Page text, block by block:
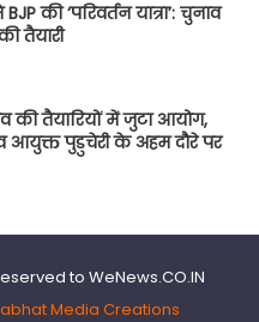
की ‘परिवर्तन यात्रा’: चुनाव
तैयारी
की तैयारियों में जुटा आयोग,
पुडुचेरी के अहम दौरे पर
to WeNews.CO.IN
Media Creations